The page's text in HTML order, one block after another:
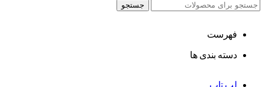
جستجو
فهرست
دسته بندی ها
لپ تاپ